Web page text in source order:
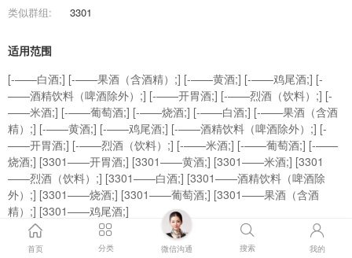
类似群组:
3301
适用范围
[-——白酒;] [-——果酒（含酒精）;] [-——黄酒;] [-——鸡尾酒;] [-
——酒精饮料（啤酒除外）;] [-——开胃酒;] [-——烈酒（饮料）;] [-
——米酒;] [-——葡萄酒;] [-——烧酒;] [-——白酒;] [-——果酒（含酒
精）;] [-——黄酒;] [-——鸡尾酒;] [-——酒精饮料（啤酒除外）;] [-
——开胃酒;] [-——烈酒（饮料）;] [-——米酒;] [-——葡萄酒;] [-——
烧酒;] [3301——开胃酒;] [3301——黄酒;] [3301——米酒;] [3301
——烈酒（饮料）;] [3301——白酒;] [3301——酒精饮料（啤酒除
外）;] [3301——烧酒;] [3301——葡萄酒;] [3301——果酒（含酒
精）;] [3301——鸡尾酒;]
商标效果图
首页 分类 微信沟通 搜索 我的